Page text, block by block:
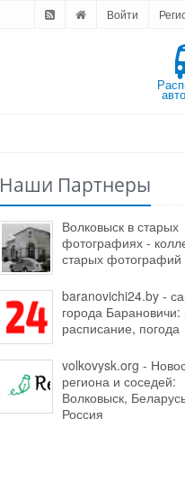
Войти
Наши Партнеры
Волковыск в старых
фотографиях -
старых фотографий
baranovichi24.by -
города Барановичи:
расписание, погода
volkovysk.org -
региона и соседей:
Волковыск,
Россия